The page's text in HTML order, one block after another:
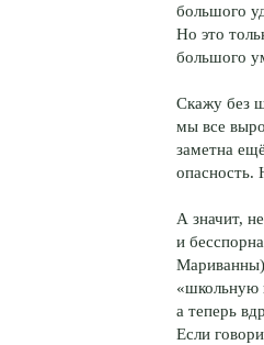
большого
Но это
большого
Скажу без
мы все
заметна
опасность.
А значит,
и
«школьную
а теперь
Если